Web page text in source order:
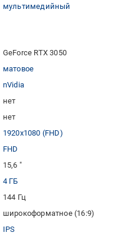
мультимедийный
GeForce RTX 3050
матовое
nVidia
нет
нет
1920x1080 (FHD)
FHD
15,6 "
4 ГБ
144 Гц
широкоформатное (16:9)
IPS